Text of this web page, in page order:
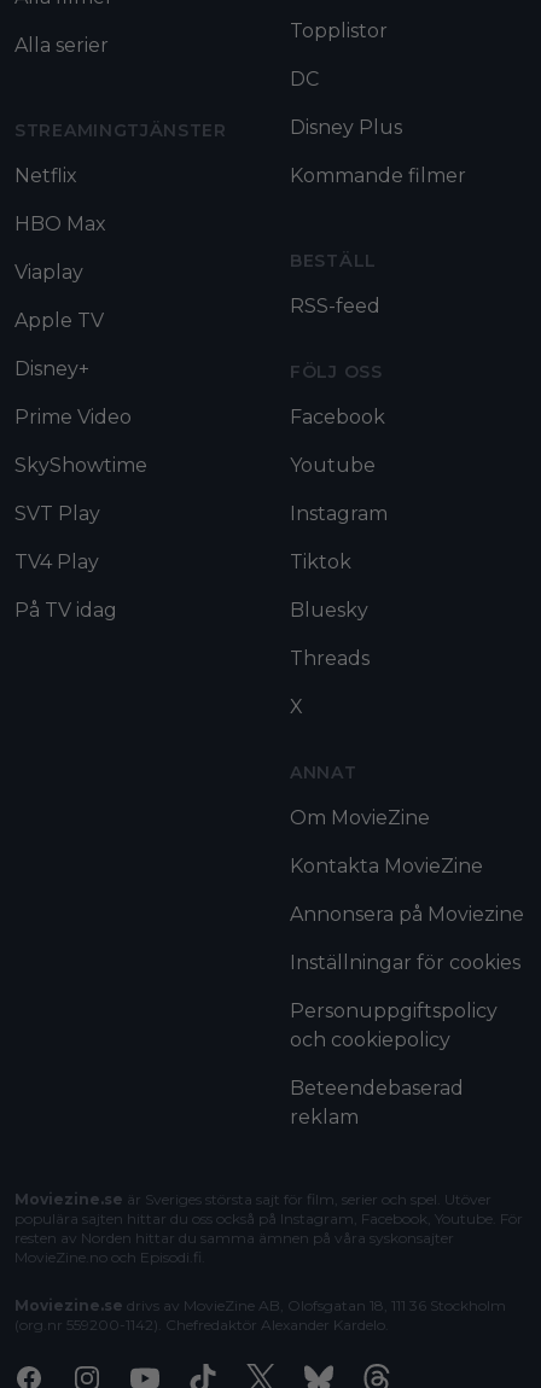
Alla serier
STREAMINGTJÄNSTER
Netflix
HBO Max
Viaplay
Apple TV
Disney+
Prime Video
SkyShowtime
SVT Play
TV4 Play
På TV idag
Topplistor
DC
Disney Plus
Kommande filmer
BESTÄLL
RSS-feed
FÖLJ OSS
Facebook
Youtube
Instagram
Tiktok
Bluesky
Threads
X
ANNAT
Om MovieZine
Kontakta MovieZine
Annonsera på Moviezine
Inställningar för cookies
Personuppgiftspolicy
och cookiepolicy
Beteendebaserad
reklam
Moviezine.se är Sveriges största sajt för film, serier och spel. Utöver
populära sajten hittar du oss också på Instagram, Facebook, Youtube. För
resten av Norden hittar du samma ämnen på våra syskonsajter
MovieZine.no och Episodi.fi
Moviezine.se drivs av MovieZine AB, Olofsgatan 18, 111 36 Stockholm
(org.nr 559200-1142). Chefredaktör Alexander Kardelo
FacebookInstagramYoutubeTiktok X BlueskyThreads